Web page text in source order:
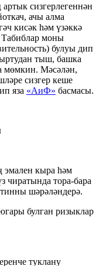
сизгерлегеннән
ачы алма
кисәк һәм үзәккә
Табиблар моны
булуы дип
тыш, башка
мөмкин. Мәсәлән,
сизгер кеше
яза «АиФ» басмасы.
кыра һәм
чиратында тора-бара
шәрәләндерә.
булган ризыклар
туклану